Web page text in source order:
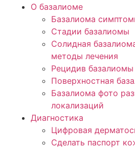
О базалиоме
Базалиома
Стадии базалиомы
Солидная
методы лечения
Рецидив базалиомы
Поверхностная
Базалиома фото
локализаций
Диагностика
Цифровая
Сделать паспорт